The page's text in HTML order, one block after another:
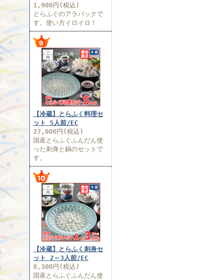
1,900円(税込)
とらふぐのアラパックで
す。使い方イロイロ！
【冷蔵】とらふく料理セ
ット 5人前/EC
27,000円(税込)
国産とらふぐふんだん使
った刺身と鍋のセットで
す。
【冷蔵】とらふく刺身セ
ット 2～3人前/EC
8,300円(税込)
国産とらふぐふんだん使